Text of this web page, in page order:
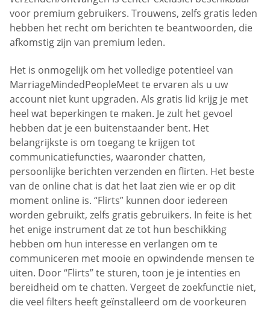
voor premium gebruikers. Trouwens, zelfs gratis leden
hebben het recht om berichten te beantwoorden, die
afkomstig zijn van premium leden.
Het is onmogelijk om het volledige potentieel van
MarriageMindedPeopleMeet te ervaren als u uw
account niet kunt upgraden. Als gratis lid krijg je met
heel wat beperkingen te maken. Je zult het gevoel
hebben dat je een buitenstaander bent. Het
belangrijkste is om toegang te krijgen tot
communicatiefuncties, waaronder chatten,
persoonlijke berichten verzenden en flirten. Het beste
van de online chat is dat het laat zien wie er op dit
moment online is. “Flirts” kunnen door iedereen
worden gebruikt, zelfs gratis gebruikers. In feite is het
het enige instrument dat ze tot hun beschikking
hebben om hun interesse en verlangen om te
communiceren met mooie en opwindende mensen te
uiten. Door “Flirts” te sturen, toon je je intenties en
bereidheid om te chatten. Vergeet de zoekfunctie niet,
die veel filters heeft geïnstalleerd om de voorkeuren